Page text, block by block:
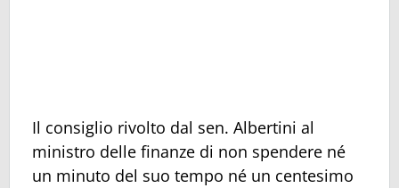
Il consiglio rivolto dal sen. Albertini al
ministro delle finanze di non spendere né
un minuto del suo tempo né un centesimo